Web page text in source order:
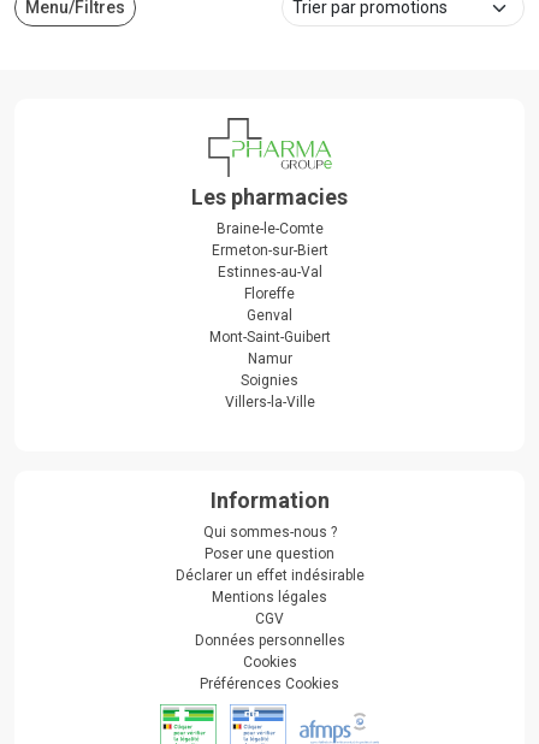
Menu/Filtres
Les pharmacies
Braine-le-Comte
Ermeton-sur-Biert
Estinnes-au-Val
Floreffe
Genval
Mont-Saint-Guibert
Namur
Soignies
Villers-la-Ville
Information
Qui sommes-nous ?
Poser une question
Déclarer un effet indésirable
Mentions légales
CGV
Données personnelles
Cookies
Préférences Cookies